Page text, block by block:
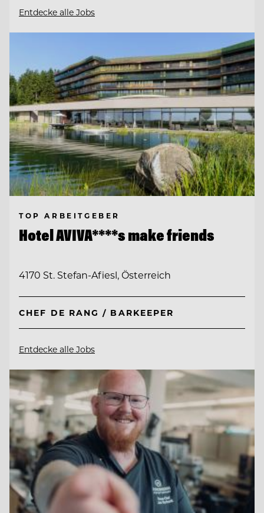
Entdecke alle Jobs
TOP ARBEITGEBER
Hotel AVIVA****s make friends
4170 St. Stefan-Afiesl, Österreich
CHEF DE RANG / BARKEEPER
Entdecke alle Jobs